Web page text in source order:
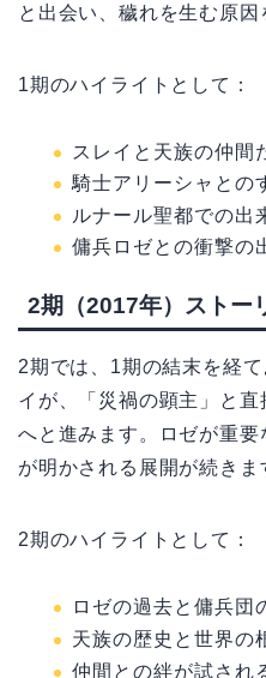
と出会い、穢れを生む原因
1期のハイライトとして：
スレイと天族の仲間
騎士アリーシャとの
ルナール聖都での出
傭兵ロゼとの衝撃の
2期（2017年）ストー
2期では、1期の結末を経
イが、「災禍の顕主」と
へと進みます。ロゼが重
が明かされる展開が続きま
2期のハイライトとして：
ロゼの過去と傭兵団
天族の歴史と世界の
仲間との絆が試され